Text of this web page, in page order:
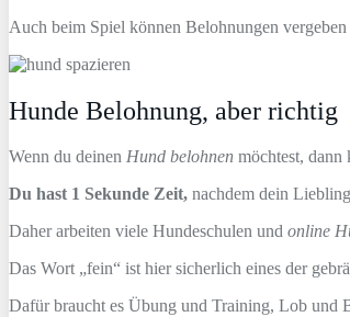
Auch beim Spiel können Belohnungen
Hunde Belohnung, aber richtig
Wenn du deinen Hund belohnen möchtest, dann
Du hast 1 Sekunde Zeit, nachdem dein
Daher arbeiten viele Hundeschulen und online
Das Wort „fein“ ist hier sicherlich eines der
Dafür braucht es Übung und Training, Lob und